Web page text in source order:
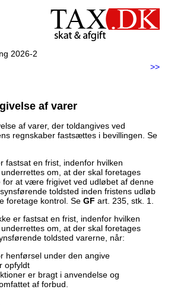
2026-2
>>
af varer
af varer, der toldangives ved
regnskaber fastsættes i bevillingen. Se
fastsat en frist, indenfor hvilken
om, at der skal foretages
for at være frigivet ved udløbet af denne
toldsted inden fristens udløb
foretage kontrol. Se GF art. 235, stk. 1.
er fastsat en frist, indenfor hvilken
om, at der skal foretages
toldsted varerne, når:
henførsel under den angive
opfyldt
er bragt i anvendelse og
af forbud.